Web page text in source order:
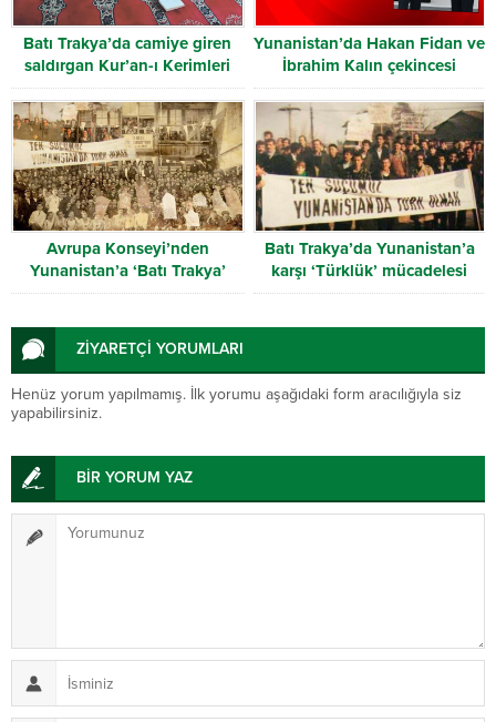
Batı Trakya’da camiye giren
saldırgan Kur’an-ı Kerimleri
yırttı
Yunanistan’da Hakan Fidan ve
İbrahim Kalın çekincesi
Avrupa Konseyi’nden
Yunanistan’a ‘Batı Trakya’
uyarısı
Batı Trakya’da Yunanistan’a
karşı ‘Türklük’ mücadelesi
ZİYARETÇİ YORUMLARI
Henüz yorum yapılmamış. İlk yorumu aşağıdaki form aracılığıyla siz
yapabilirsiniz.
BİR YORUM YAZ